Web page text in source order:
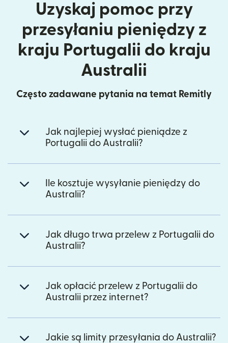
Uzyskaj pomoc przy
przesyłaniu pieniędzy z
kraju Portugalii do kraju
Australii
Często zadawane pytania na temat Remitly
Jak najlepiej wysłać pieniądze z
Portugalii do Australii?
Ile kosztuje wysyłanie pieniędzy do
Australii?
Jak długo trwa przelew z Portugalii do
Australii?
Jak opłacić przelew z Portugalii do
Australii przez internet?
Jakie są limity przesyłania do Australii?